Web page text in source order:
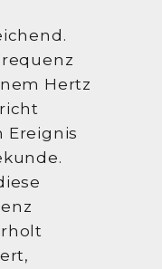
Hertz
Ereignis